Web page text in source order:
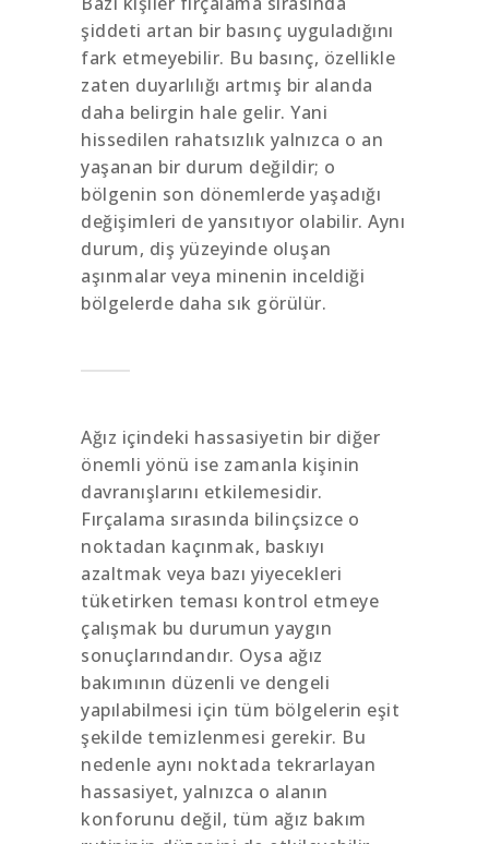
şiddeti artan bir basınç uyguladığını
fark etmeyebilir. Bu basınç, özellikle
zaten duyarlılığı artmış bir alanda
daha belirgin hale gelir. Yani
hissedilen rahatsızlık yalnızca o an
yaşanan bir durum değildir; o
bölgenin son dönemlerde yaşadığı
değişimleri de yansıtıyor olabilir. Aynı
durum, diş yüzeyinde oluşan
aşınmalar veya minenin inceldiği
bölgelerde daha sık görülür.
Ağız içindeki hassasiyetin bir diğer
önemli yönü ise zamanla kişinin
davranışlarını etkilemesidir.
Fırçalama sırasında bilinçsizce o
noktadan kaçınmak, baskıyı
azaltmak veya bazı yiyecekleri
tüketirken teması kontrol etmeye
çalışmak bu durumun yaygın
sonuçlarındandır. Oysa ağız
bakımının düzenli ve dengeli
yapılabilmesi için tüm bölgelerin eşit
şekilde temizlenmesi gerekir. Bu
nedenle aynı noktada tekrarlayan
hassasiyet, yalnızca o alanın
konforunu değil, tüm ağız bakım